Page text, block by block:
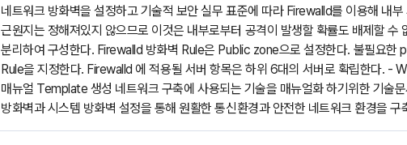
네트워크 방화벽을 설정하고 기술적 보안 실무 표준에 따라 Firewalld를 이용해 내
근원지는 정해져있지 않으므로 이것은 내부로부터 공격이 발생할 확률도 배제할
분리하여 구성한다. Firewalld 방화벽 Rule은 Public zone으로 설정한다. 불필요
Rule을 지정한다. Firewalld 에 적용될 서버 항목은 하위 6대의 서버로 확립한다.
매뉴얼 Template 생성 네트워크 구축에 사용되는 기술을 매뉴얼화 하기위한 기술
방화벽과 시스템 방화벽 설정을 통해 원활한 통신환경과 안전한 네트워크 환경을 구